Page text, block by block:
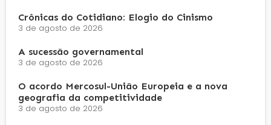
Crônicas do Cotidiano: Elogio do Cinismo
3 de agosto de 2026
A sucessão governamental
3 de agosto de 2026
O acordo Mercosul-União Europeia e a nova
geografia da competitividade
3 de agosto de 2026